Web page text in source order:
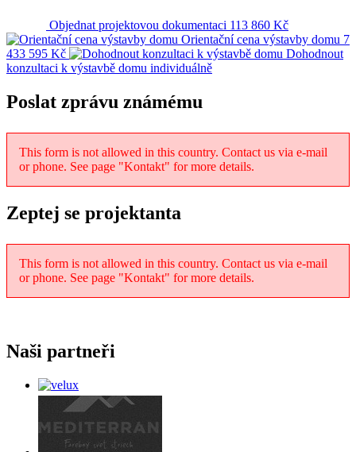
Objednat projektovou dokumentaci 113 860 Kč
Orientační cena výstavby domu 7
433 595 Kč
Dohodnout
konzultaci k výstavbě domu individuálně
Poslat zprávu známému
This form is not allowed in this country. Contact us via e-mail
or phone. See page "Kontakt" for more details.
Zeptej se projektanta
This form is not allowed in this country. Contact us via e-mail
or phone. See page "Kontakt" for more details.
Naši partneři